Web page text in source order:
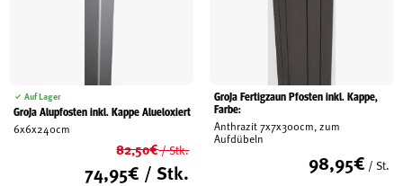
Auf Lager
GroJa Alupfosten inkl. Kappe Alueloxiert
6x6x240cm
82,50€/ Stk.
74,95€ / Stk.
GroJa Fertigzaun Pfosten inkl. Kappe,
Farbe:
Anthrazit 7x7x300cm, zum
Aufdübeln
98,95€ / St.